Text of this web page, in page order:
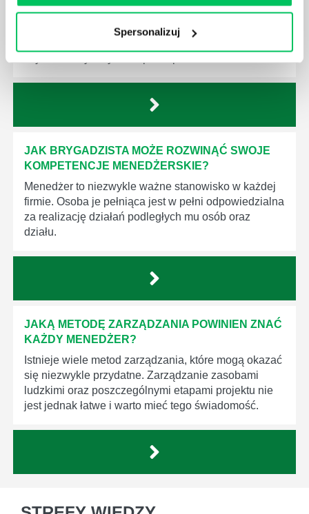
Spersonalizuj
sprawnie realizować swoich zadań, jeśli zabraknie w
nim odpowiedniego kierownictwa. Zawsze
JAK BRYGADZISTA MOŻE ROZWINĄĆ SWOJE
KOMPETENCJE MENEDŻERSKIE?
Menedżer to niezwykle ważne stanowisko w każdej
firmie. Osoba je pełniąca jest w pełni odpowiedzialna
za realizację działań podległych mu osób oraz
działu.
JAKĄ METODĘ ZARZĄDZANIA POWINIEN ZNAĆ
KAŻDY MENEDŻER?
Istnieje wiele metod zarządzania, które mogą okazać
się niezwykle przydatne. Zarządzanie zasobami
ludzkimi oraz poszczególnymi etapami projektu nie
jest jednak łatwe i warto mieć tego świadomość.